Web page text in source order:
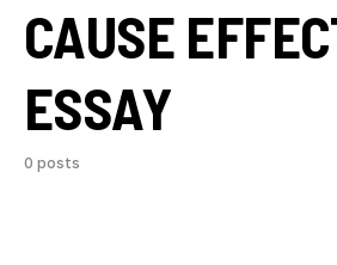
CAUSE
ESSAY
0 posts